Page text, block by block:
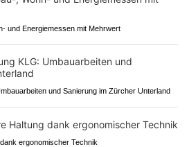
und Energiemessen mit Mehrwert
und Sanierung im Zürcher Unterland
ergonomischer Technik